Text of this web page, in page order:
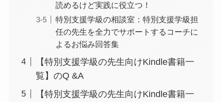
読めるけど実践に役立つ！
特別支援学級の相談室：特別支援学級担
任の先生を全力でサポートするコーチに
よるお悩み回答集
【特別支援学級の先生向けKindle書籍一
覧】のQ &A
【特別支援学級の先生向けKindle書籍一